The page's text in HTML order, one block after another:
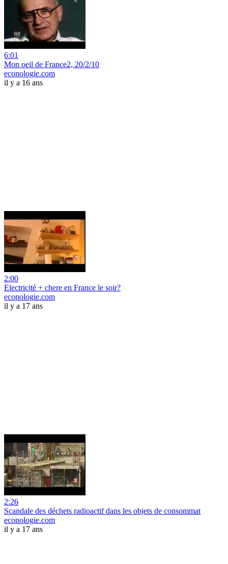
6:01
Mon oeil de France2, 20/2/10
econologie.com
il y a 16 ans
2:00
Electricité + chere en France le soir?
econologie.com
il y a 17 ans
2:26
Scandale des déchets radioactif dans les objets de consommat
econologie.com
il y a 17 ans